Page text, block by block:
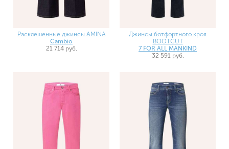
Расклешенные джинсы AMINA
Cambio
21 714 руб.
Джинсы ботфортного кроя
BOOTCUT
7 FOR ALL MANKIND
32 591 руб.